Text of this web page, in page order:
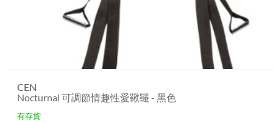
CEN
Nocturnal 可調節情趣性愛鞦韆 - 黑色
有存貨